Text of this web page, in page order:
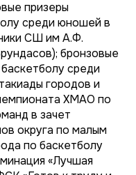
призеры
среди юношей в
СШ им А.Ф.
бронзовые
среди
городов и
ХМАО по
в зачет
округа по малым
по баскетболу
«Лучшая